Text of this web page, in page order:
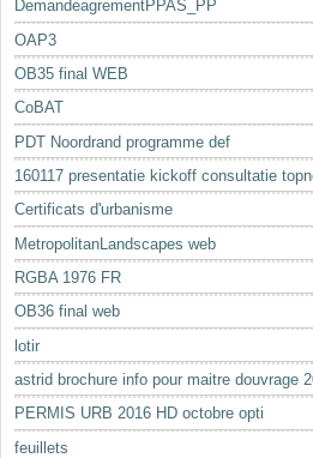
DemandeagrementPPAS_PP
OAP3
OB35 final WEB
CoBAT
PDT Noordrand programme def
160117 presentatie kickoff consultatie
Certificats d'urbanisme
MetropolitanLandscapes web
RGBA 1976 FR
OB36 final web
lotir
astrid brochure info pour maitre douvrage
PERMIS URB 2016 HD octobre opti
feuillets